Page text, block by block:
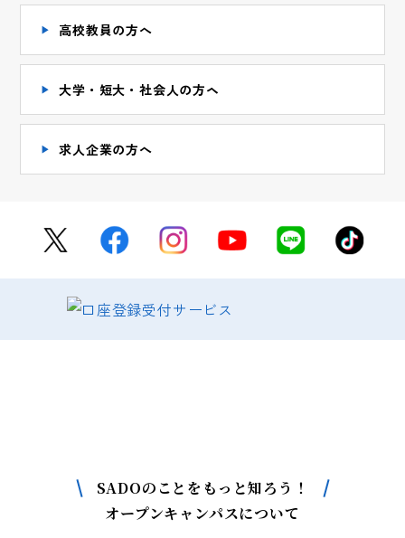
高校教員の方へ
大学・短大・社会人の方ヘ
求人企業の方へ
SADOのことをもっと知ろう！
オープンキャンパスについて